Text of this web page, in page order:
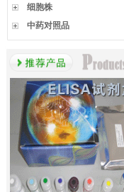
细胞株
中药对照品